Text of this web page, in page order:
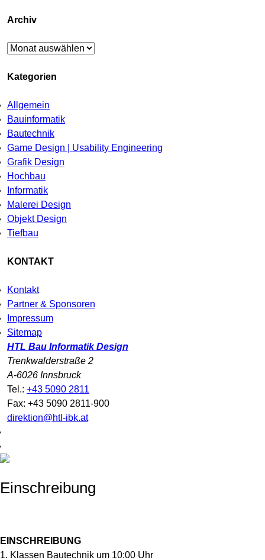
Archiv
Archiv
Kategorien
Allgemein
Bauinformatik
Bautechnik
Game Design | Usability Engineering
Grafik Design
Hochbau
Informatik
Malerei Design
Objekt Design
Tiefbau
KONTAKT
Kontakt
Partner & Sponsoren
Impressum
Sitemap
HTL Bau Informatik Design
Trenkwalderstraße 2
A-6026 Innsbruck
Tel.: +43 5090 2811
Fax: +43 5090 2811-900
direktion@htl-ibk.at
Einschreibung
EINSCHREIBUNG
1. Klassen Bautechnik um 10:00 Uhr